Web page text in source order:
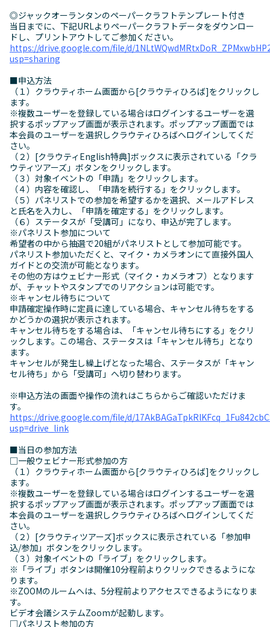
◎ジャックオーランタンのペーパークラフトテンプレート付き
当日までに、下記URLよりペーパークラフトデータをダウンロー
ドし、プリントアウトしてご参加ください。
https://drive.google.com/file/d/
usp=sharing
■申込方法
（１）クラウティホーム画面から[クラウティひろば]をクリックし
ます。
※複数ユーザーを登録している場合はログインするユーザーを選
択するポップアップ画面が表示されます。ポップアップ画面では
本会員のユーザーを選択しクラウティひろばへログインしてくだ
さい。
（２）[クラウティEnglish特典]ボックスに表示されている「クラ
ウティツアーズ」ボタンをクリックします。
（３）対象イベントの「申請」をクリックします。
（４）内容を確認し、「申請を続行する」をクリックします。
（５）パネリストでの参加を希望するかを選択、メールアドレス
と氏名を入力し、「申請を確定する」をクリックします。
（６）ステータスが「受講可」になり、申込が完了します。
※パネリスト参加について
希望者の中から抽選で20組がパネリストとして参加可能です。
パネリスト参加いただくと、マイク・カメラオンにて直接外国人
ガイドとの交流が可能となります。
その他の方はウェビナー形式（マイク・カメラオフ）となります
が、チャットやスタンプでのリアクションは可能です。
※キャンセル待ちについて
申請確定操作時に定員に達している場合、キャンセル待ちをする
かどうかの選択が表示されます。
キャンセル待ちをする場合は、「キャンセル待ちにする」をクリ
ックします。この場合、ステータスは「キャンセル待ち」となり
ます。
キャンセルが発生し繰上げとなった場合、ステータスが「キャン
セル待ち」から「受講可」へ切り替わります。
※申込方法の画面や操作の流れはこちらからご確認いただけま
す。
https://drive.google.com/file/d/
usp=drive_link
■当日の参加方法
□一般ウェビナー形式参加の方
（１）クラウティホーム画面から[クラウティひろば]をクリックし
ます。
※複数ユーザーを登録している場合はログインするユーザーを選
択するポップアップ画面が表示されます。ポップアップ画面では
本会員のユーザーを選択しクラウティひろばへログインしてくだ
さい。
（２）[クラウティツアーズ]ボックスに表示されている「参加申
込/参加」ボタンをクリックします。
（３）対象イベントの「ライブ」をクリックします。
※「ライブ」ボタンは開催10分程前よりクリックできるようにな
ります。
※ZOOMのルームへは、5分程前よりアクセスできるようになりま
す。
ビデオ会議システムZoomが起動します。
□パネリスト参加の方